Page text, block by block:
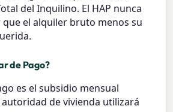
del Inquilino. El HAP nunca
el alquiler bruto menos su
de Pago?
es el subsidio mensual
de vivienda utilizará